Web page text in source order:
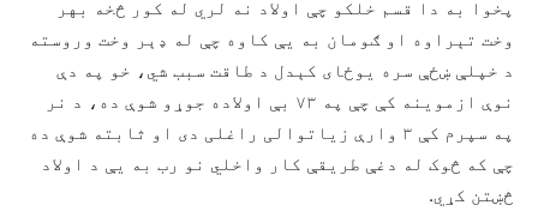
پخوا به دا قسم خلکو چې اولاد نه لري له کور څخه بهر
وخت تېراوه او ګومان به یې کاوه چې له ډېر وخت وروسته
د خپلې ښځې سره یوځای کېدل د طاقت سبب شي، خو په دې
نوې ازموینه کې چې په ۷۳ بې اولاده جوړو شوې ده، د نر
په سپرم کې ۳ وارې زیاتوالی راغلی دی او ثابته شوې ده
چې که څوک له دغې طریقې کار واخلي نو رب به یې د اولاد
څښتن کړي.